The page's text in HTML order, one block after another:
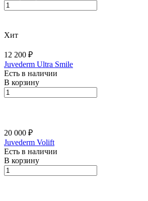
Хит
12 200 ₽
Juvederm Ultra Smile
Есть в наличии
В корзину
20 000 ₽
Juvederm Volift
Есть в наличии
В корзину